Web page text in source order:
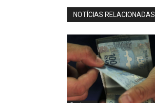
NOTÍCIAS RELACIONADAS